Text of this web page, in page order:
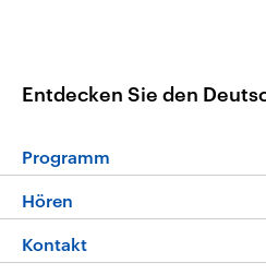
Entdecken Sie den
Programm
Programm
Die Nachrichten
Hören
Livestream
Kontakt